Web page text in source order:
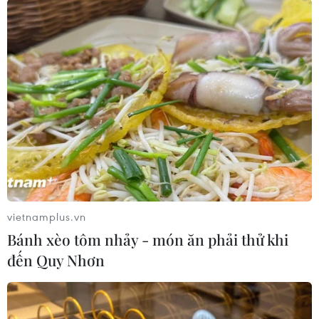
Những người ủng hộ cho rằng đây là bước đột
phá sẽ cải thiện cuộc sống và hoạt động kinh
doanh trên toàn thế giới.
Tuy nhiên, những người chỉ trích cảnh báo rằng
AI có thể bị lạm dụng trong nhiều tình huống
khác nhau dẫn đến việc tạo ra những tin tức giả
mạo.
Nhiều người kêu gọi các tiêu chuẩn quốc tế để
chi phối việc phát triển và sử dụng AI, đồng thời
kêu gọi hành động tại các hội nghị thượng đỉnh
của thế giới./.
nóng: Vì sao thông tin sai
vietnamplus.vn
Bánh xèo tôm nhảy - món ăn phải thử khi
đến Quy Nhơn